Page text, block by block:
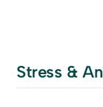
Stress &